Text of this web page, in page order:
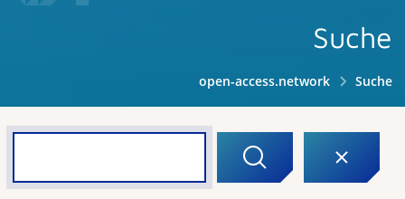
Suche
open-access.network Suche